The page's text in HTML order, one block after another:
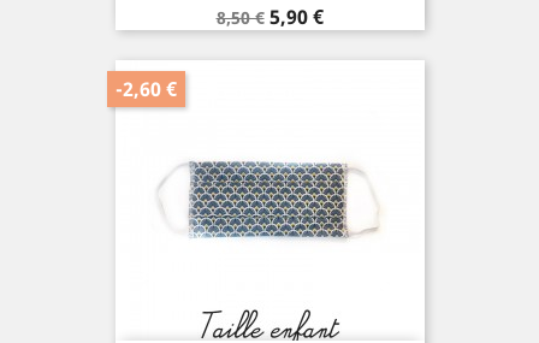
Prix
de
base
8,50 € Prix
5,90 €
-2,60 €